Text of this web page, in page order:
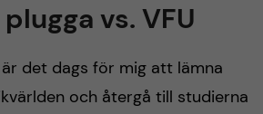
vs. VFU
det dags för mig att lämna
och återgå till studierna